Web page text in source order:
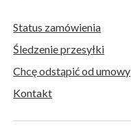
Status zamówienia
Śledzenie przesyłki
Chcę odstąpić od umowy
Kontakt